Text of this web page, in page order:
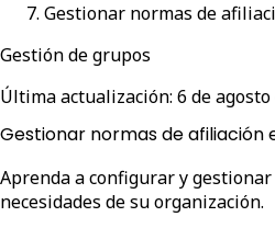
Gestionar normas de
Gestión de grupos
Última actualización: 6 de agosto
Gestionar normas de afiliación
Aprenda a configurar y
necesidades de su organización.